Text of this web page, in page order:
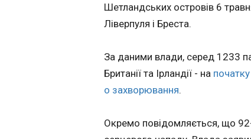
в копійчину
19:32:35
Шетландських островів 6
Ліверпуля і Бреста.
За даними влади, серед 1233
Британії та Ірландії - на
о захворювання.
Окремо повідомляється, що